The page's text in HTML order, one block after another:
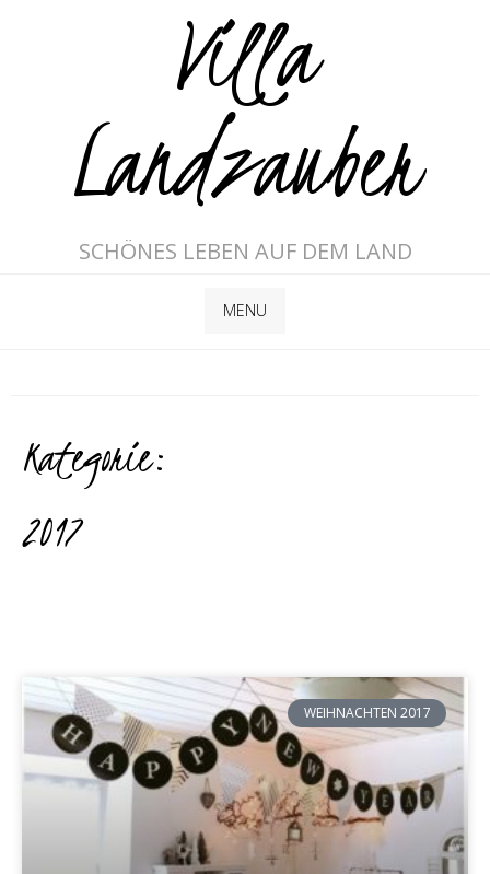
Villa
Landzauber
SCHÖNES LEBEN AUF DEM LAND
MENU
Kategorie:
2017
WEIHNACHTEN 2017